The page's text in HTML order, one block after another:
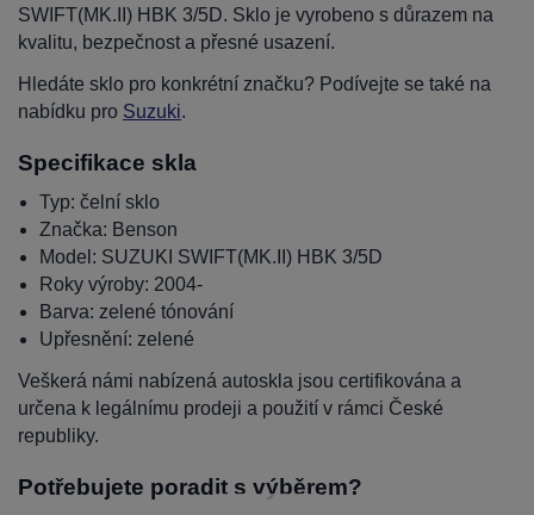
SWIFT(MK.II) HBK 3/5D. Sklo je vyrobeno s důrazem na
kvalitu, bezpečnost a přesné usazení.
Hledáte sklo pro konkrétní značku? Podívejte se také na
nabídku pro Suzuki.
Specifikace skla
Typ: čelní sklo
Značka: Benson
Model: SUZUKI SWIFT(MK.II) HBK 3/5D
Roky výroby: 2004-
Barva: zelené tónování
Upřesnění: zelené
Veškerá námi nabízená autoskla jsou certifikována a
určena k legálnímu prodeji a použití v rámci České
republiky.
Potřebujete poradit s výběrem?